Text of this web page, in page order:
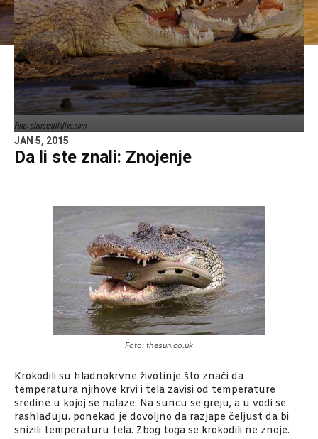
Foto: planetstillalive.com
JAN 5, 2015
Da li ste znali: Znojenje
Foto: thesun.co.uk
Krokodili su hladnokrvne životinje što znači da
temperatura njihove krvi i tela zavisi od temperature
sredine u kojoj se nalaze. Na suncu se greju, a u vodi se
rashlađuju. ponekad je dovoljno da razjape čeljust da bi
snizili temperaturu tela. Zbog toga se krokodili ne znoje.